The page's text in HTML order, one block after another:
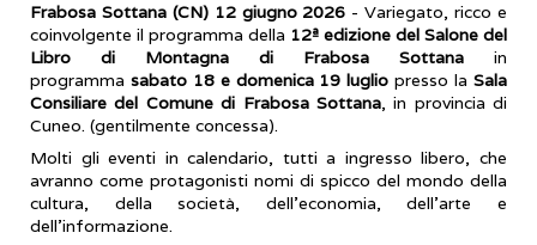
Frabosa Sottana (CN) 12 giugno 2026 - Variegato, ricco e
coinvolgente il programma della 12ª edizione del Salone del
Libro di Montagna di Frabosa Sottana in
programma sabato 18 e domenica 19 luglio presso laSala
Consiliare del Comune di Frabosa Sottana, in provincia di
Cuneo. (gentilmente concessa).
Molti gli eventi in calendario, tutti a ingresso libero, che
avranno come protagonisti nomi di spicco del mondo della
cultura, della società, dell’economia, dell’arte e
dell’informazione.